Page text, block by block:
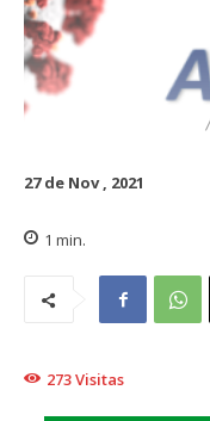
27 de Nov , 2021
1 min.
273Visitas